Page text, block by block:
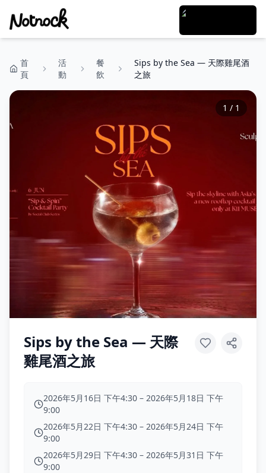
首
頁
活
動
餐
飲
Sips by the Sea — 天際雞尾酒
之旅
1 / 1
Sips by the Sea — 天際
雞尾酒之旅
2026年5月16日 下午4:30 – 2026年5月18日 下午
9:00
2026年5月22日 下午4:30 – 2026年5月24日 下午
9:00
2026年5月29日 下午4:30 – 2026年5月31日 下午
9:00